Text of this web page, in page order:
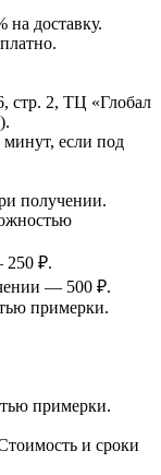
на доставку.
стр. 2, ТЦ «Глобал
если под
получении.
250 ₽.
— 500 ₽.
примерки.
примерки.
и сроки